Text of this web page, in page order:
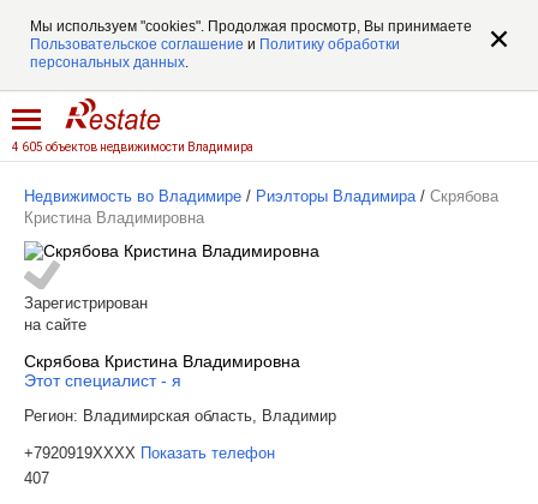
Мы используем "cookies". Продолжая просмотр, Вы принимаете
Пользовательское соглашение и Политику обработки
персональных данных.
4 605 объектов недвижимости Владимира
Недвижимость во Владимире / Риэлторы Владимира / Скрябова
Кристина Владимировна
Зарегистрирован
на сайте
Скрябова Кристина Владимировна
Этот специалист - я
Регион: Владимирская область, Владимир
+7920919XXXX Показать телефон
407